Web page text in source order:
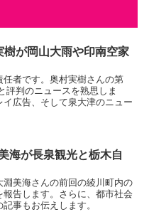
が岡山大雨や印南空家
者です。奥村実樹さんの第
評判のニュースを熟思しま
広告、そして泉大津のニュー
海が長泉観光と栃木自
美海さんの前回の綾川町内の
告します。さらに、都市社会
事もお伝えします。